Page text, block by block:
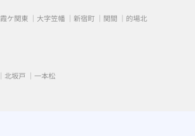
霞ケ関東 大字笠幡 新宿町 関間 的場北
北坂戸 一本松